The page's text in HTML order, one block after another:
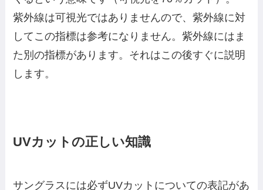
紫外線は可視光ではありませんので、紫外線に対
してこの指標は参考になりません。紫外線にはま
た別の指標があります。それはこの後すぐに説明
します。
UVカットの正しい知識
サングラスには必ずUVカットについての表記があ